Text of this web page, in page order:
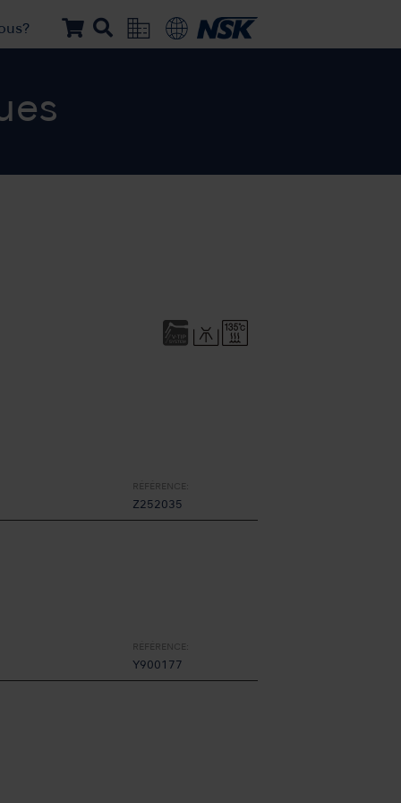
RÉFÉRENCE:
Z252035
RÉFÉRENCE:
Y900177